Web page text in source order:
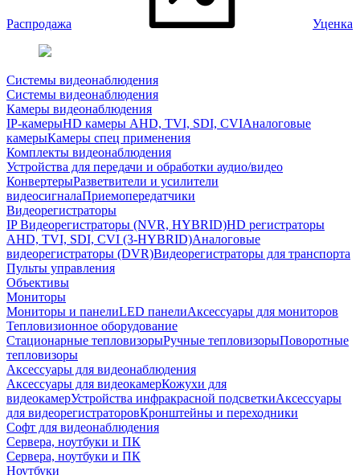
Распродажа Уценка
Системы видеонаблюдения
Системы видеонаблюдения
Камеры видеонаблюдения
IP-камерыHD камеры AHD, TVI, SDI, CVIАналоговые
камерыКамеры спец применения
Комплекты видеонаблюдения
Устройства для передачи и обработки аудио/видео
КонвертерыРазветвители и усилители
видеосигналаПриемопередатчики
Видеорегистраторы
IP Видеорегистраторы (NVR, HYBRID)HD регистраторы
AHD, TVI, SDI, CVI (3-HYBRID)Аналоговые
видеорегистраторы (DVR)Видеорегистраторы для транспорта
Пульты управления
Объективы
Мониторы
Мониторы и панелиLED панелиАксессуары для мониторов
Тепловизионное оборудование
Стационарные тепловизорыРучные тепловизорыПоворотные
тепловизоры
Аксессуары для видеонаблюдения
Аксессуары для видеокамерКожухи для
видеокамерУстройства инфракрасной подсветкиАксессуары
для видеорегистраторовКронштейны и переходники
Софт для видеонаблюдения
Сервера, ноутбуки и ПК
Сервера, ноутбуки и ПК
Ноутбуки